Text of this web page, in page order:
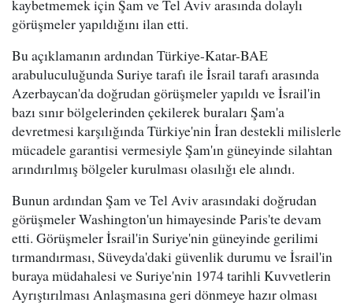
kaybetmemek için Şam ve Tel Aviv arasında dolaylı
görüşmeler yapıldığını ilan etti.
Bu açıklamanın ardından Türkiye-Katar-BAE
arabuluculuğunda Suriye tarafı ile İsrail tarafı arasında
Azerbaycan'da doğrudan görüşmeler yapıldı ve İsrail'in
bazı sınır bölgelerinden çekilerek buraları Şam'a
devretmesi karşılığında Türkiye'nin İran destekli milislerle
mücadele garantisi vermesiyle Şam'ın güneyinde silahtan
arındırılmış bölgeler kurulması olasılığı ele alındı.
Bunun ardından Şam ve Tel Aviv arasındaki doğrudan
görüşmeler Washington'un himayesinde Paris'te devam
etti. Görüşmeler İsrail'in Suriye'nin güneyinde gerilimi
tırmandırması, Süveyda'daki güvenlik durumu ve İsrail'in
buraya müdahalesi ve Suriye'nin 1974 tarihli Kuvvetlerin
Ayrıştırılması Anlaşmasına geri dönmeye hazır olması